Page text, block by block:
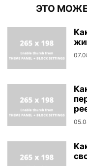
ЭТО